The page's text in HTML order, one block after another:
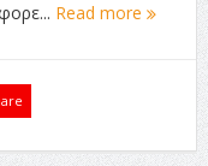
Read more